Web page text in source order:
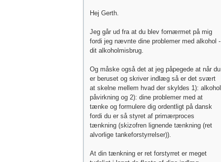
Hej Gerth.
Jeg går ud fra at du blev fornærmet på mig
fordi jeg nævnte dine problemer med alkohol -
dit alkoholmisbrug.
Og måske også det at jeg påpegede at når du
er beruset og skriver indlæg så er det svært
at skelne mellem hvad der skyldes 1): alkohol
påvirkning og 2): dine problemer med at
tænke og formulere dig ordentligt på dansk
fordi du er så styret af primærproces
tænkning (skizofren lignende tænkning (ret
alvorlige tankeforstyrrelser)).
At din tænkning er ret forstyrret er meget